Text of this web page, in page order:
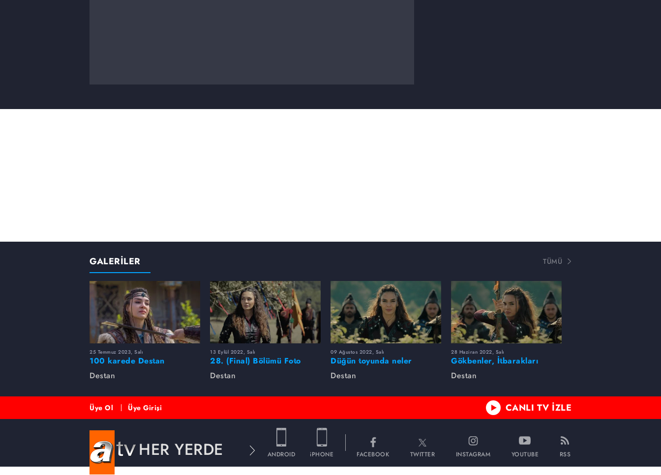
GALERİLER TÜMÜ
25 Temmuz 2023, Salı
100 karede Destan
Destan
13 Eylül 2022, Salı
28. (Final) Bölümü Foto
Galeri
Destan
09 Ağustos 2022, Salı
Düğün toyunda neler
yaşandı?
Destan
28 Haziran 2022, Salı
Gökbenler, İtbarakları
yenerek Batı Gök
Kağanlığını geri aldı!
Destan
Üye Ol Üye Girişi CANLI TV İZLE
HER YERDE ANDROID iPHONE FACEBOOK TWITTER INSTAGRAM YOUTUBE RSS